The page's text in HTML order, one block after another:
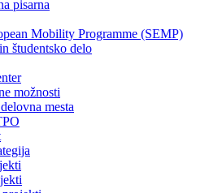
pisarna
Mobility Programme (SEMP)
študentsko delo
možnosti
mesta